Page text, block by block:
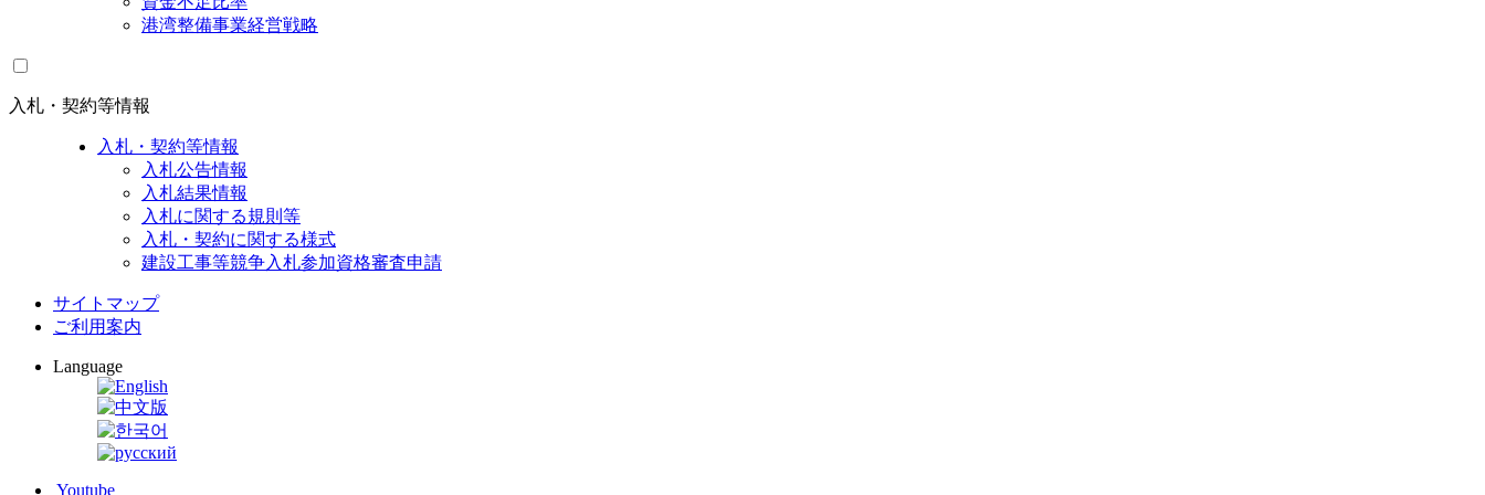
港湾整備事業経営戦略
入札・契約等情報
入札・契約等情報
入札公告情報
入札結果情報
入札に関する規則等
入札・契約に関する様式
建設工事等競争入札参加資格審査申請
サイトマップ
ご利用案内
Language
Youtube